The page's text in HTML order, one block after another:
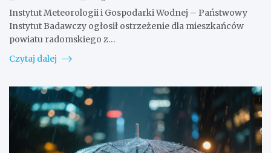
Instytut Meteorologii i Gospodarki Wodnej – Państwowy
Instytut Badawczy ogłosił ostrzeżenie dla mieszkańców
powiatu radomskiego z…
Czytaj dalej